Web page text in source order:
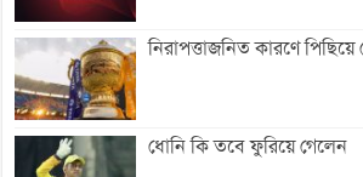
নিরাপত্তাজনিত কারণে
ধোনি কি তবে ফুরিয়ে গেলেন